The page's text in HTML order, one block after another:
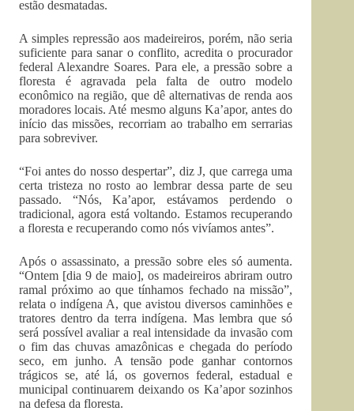
estão desmatadas.
A simples repressão aos madeireiros, porém, não seria
suficiente para sanar o conflito, acredita o procurador
federal Alexandre Soares. Para ele, a pressão sobre a
floresta é agravada pela falta de outro modelo
econômico na região, que dê alternativas de renda aos
moradores locais. Até mesmo alguns Ka’apor, antes do
início das missões, recorriam ao trabalho em serrarias
para sobreviver.
“Foi antes do nosso despertar”, diz J, que carrega uma
certa tristeza no rosto ao lembrar dessa parte de seu
passado. “Nós, Ka’apor, estávamos perdendo o
tradicional, agora está voltando. Estamos recuperando
a floresta e recuperando como nós vivíamos antes”.
Após o assassinato, a pressão sobre eles só aumenta.
“Ontem [dia 9 de maio], os madeireiros abriram outro
ramal próximo ao que tínhamos fechado na missão”,
relata o indígena A, que avistou diversos caminhões e
tratores dentro da terra indígena. Mas lembra que só
será possível avaliar a real intensidade da invasão com
o fim das chuvas amazônicas e chegada do período
seco, em junho. A tensão pode ganhar contornos
trágicos se, até lá, os governos federal, estadual e
municipal continuarem deixando os Ka’apor sozinhos
na defesa da floresta.